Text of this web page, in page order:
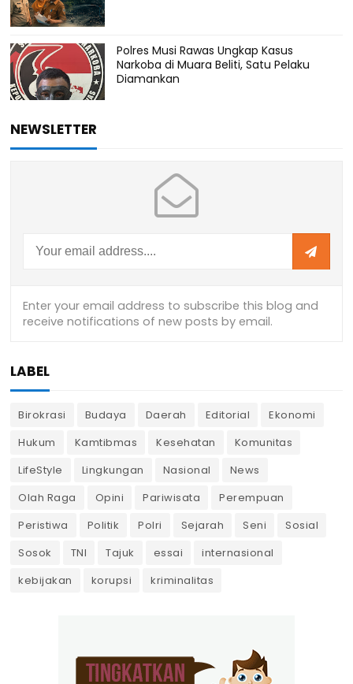
Polres Musi Rawas Ungkap Kasus
Narkoba di Muara Beliti, Satu Pelaku
Diamankan
NEWSLETTER
LABEL
Birokrasi Budaya Daerah Editorial
Ekonomi
Hukum
Kamtibmas Kesehatan
Komunitas
LifeStyle
Lingkungan Nasional
News
Olah Raga
Opini Pariwisata
Perempuan
Peristiwa
Politik Polri Sejarah Seni
Sosial
Sosok
TNI Tajuk essai
internasional
kebijakan
korupsi kriminalitas